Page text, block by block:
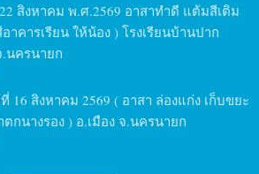
สิงหาคม พ.ศ.2569 อาสาทำดี แต้มสีเติม
คารเรียน ให้น้อง ) โรงเรียนบ้านปาก
.นครนายก
16 สิงหาคม 2569 ( อาสา ล่องแก่ง เก็บขยะ
กนางรอง ) อ.เมือง จ.นครนายก